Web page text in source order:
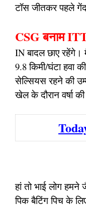
टॉस जीतकर पहले
CSG बनाम ITT
IN बादल छाए
9.8 किमी/घंटा हवा
सेल्सियस रहने की
खेल के दौरान वर्षा
हां तो भाई लोग हमने
पिक बैटिंग पिच के